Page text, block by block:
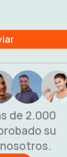
de 2.000
su